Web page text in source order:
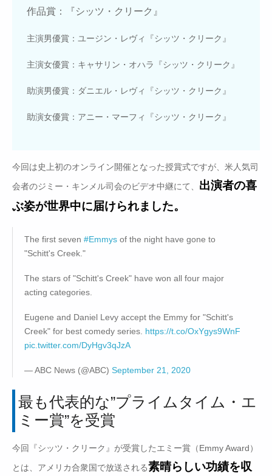
作品賞：『シッツ・クリーク』
主演男優賞：ユージン・レヴィ『シッツ・クリーク』
主演女優賞：キャサリン・オハラ『シッツ・クリーク』
助演男優賞：ダニエル・レヴィ『シッツ・クリーク』
助演女優賞：アニー・マーフィ『シッツ・クリーク』
今回は史上初のオンライン開催となった授賞式ですが、米人気司
会者のジミー・キンメル司会のビデオ中継にて、 出演者の喜
ぶ姿が世界中に届けられました。
The first seven #Emmys of the night have gone to
"Schitt's Creek."
The stars of "Schitt's Creek" have won all four major
acting categories.
Eugene and Daniel Levy accept the Emmy for "Schitt's
Creek" for best comedy series. https://t.co/OxYgys9WnF
pic.twitter.com/DyHgv3qJzA
— ABC News (@ABC) September 21, 2020
最も代表的な”プライムタイム・エ
ミー賞”を受賞
今回『シッツ・クリーク』が受賞したエミー賞（Emmy Award）
とは、アメリカ合衆国で放送される素晴らしい功績を収